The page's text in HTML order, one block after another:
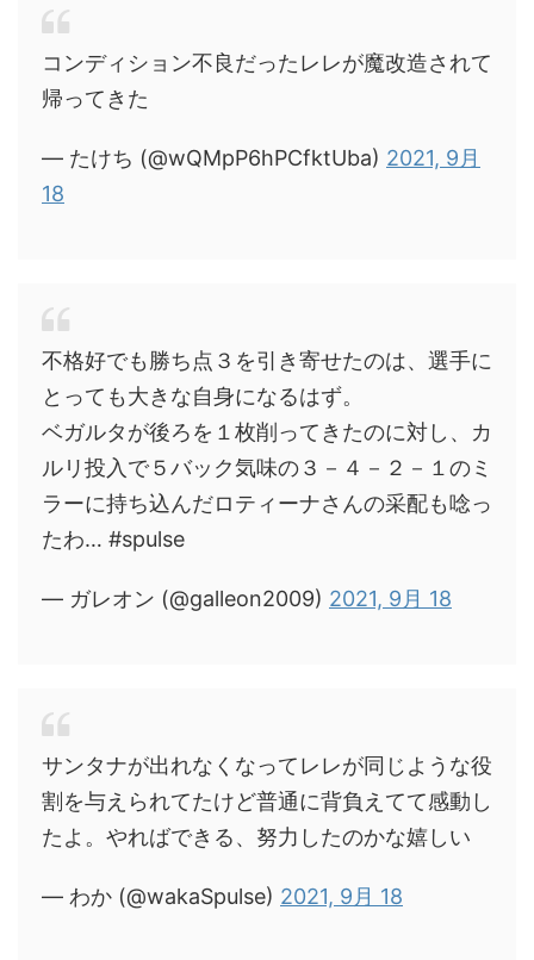
コンディション不良だったレレが魔改造されて
帰ってきた
— たけち (@wQMpP6hPCfktUba) 2021, 9月
18
不格好でも勝ち点３を引き寄せたのは、選手に
とっても大きな自身になるはず。
ベガルタが後ろを１枚削ってきたのに対し、カ
ルリ投入で５バック気味の３－４－２－１のミ
ラーに持ち込んだロティーナさんの采配も唸っ
たわ… #spulse
— ガレオン (@galleon2009) 2021, 9月 18
サンタナが出れなくなってレレが同じような役
割を与えられてたけど普通に背負えてて感動し
たよ。やればできる、努力したのかな嬉しい
— わか (@wakaSpulse) 2021, 9月 18